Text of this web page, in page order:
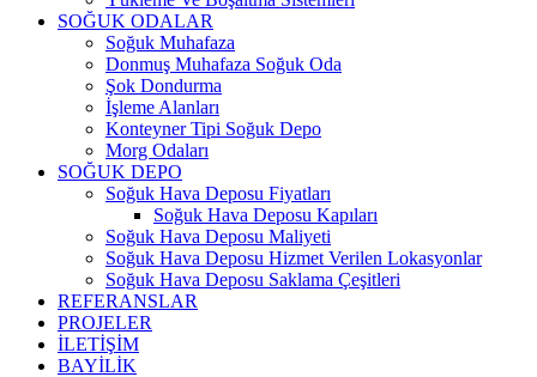
SOĞUK ODALAR
Soğuk Muhafaza
Donmuş Muhafaza Soğuk Oda
Şok Dondurma
İşleme Alanları
Konteyner Tipi Soğuk Depo
Morg Odaları
SOĞUK DEPO
Soğuk Hava Deposu Fiyatları
Soğuk Hava Deposu Kapıları
Soğuk Hava Deposu Maliyeti
Soğuk Hava Deposu Hizmet Verilen Lokasyonlar
Soğuk Hava Deposu Saklama Çeşitleri
REFERANSLAR
PROJELER
İLETİŞİM
BAYİLİK